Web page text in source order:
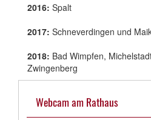
2016: Spalt
2017: Schneverdingen und
2018: Bad Wimpfen,
Zwingenberg
Webcam am Rathaus